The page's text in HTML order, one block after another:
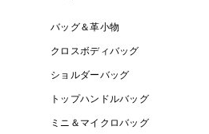
バッグ＆革小物
クロスボディバッグ
ショルダーバッグ
トップハンドルバッグ
ミニ＆マイクロバッグ